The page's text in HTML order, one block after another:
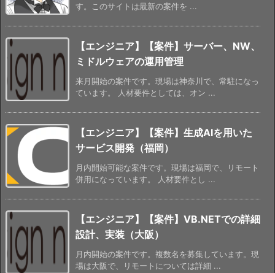
す。このサイトは最新の案件を ...
【エンジニア】【案件】サーバー、NW、
ミドルウェアの運用管理
来月開始の案件です。現場は神奈川で、常駐になっ
ています。 人材要件としては、オン ...
【エンジニア】【案件】生成AIを用いた
サービス開発（福岡）
月内開始可能な案件です。現場は福岡で、リモート
併用になっています。 人材要件とし ...
【エンジニア】【案件】VB.NETでの詳細
設計、実装（大阪）
月内開始の案件です。複数名を募集しています。現
場は大阪で、リモートについては詳細 ...